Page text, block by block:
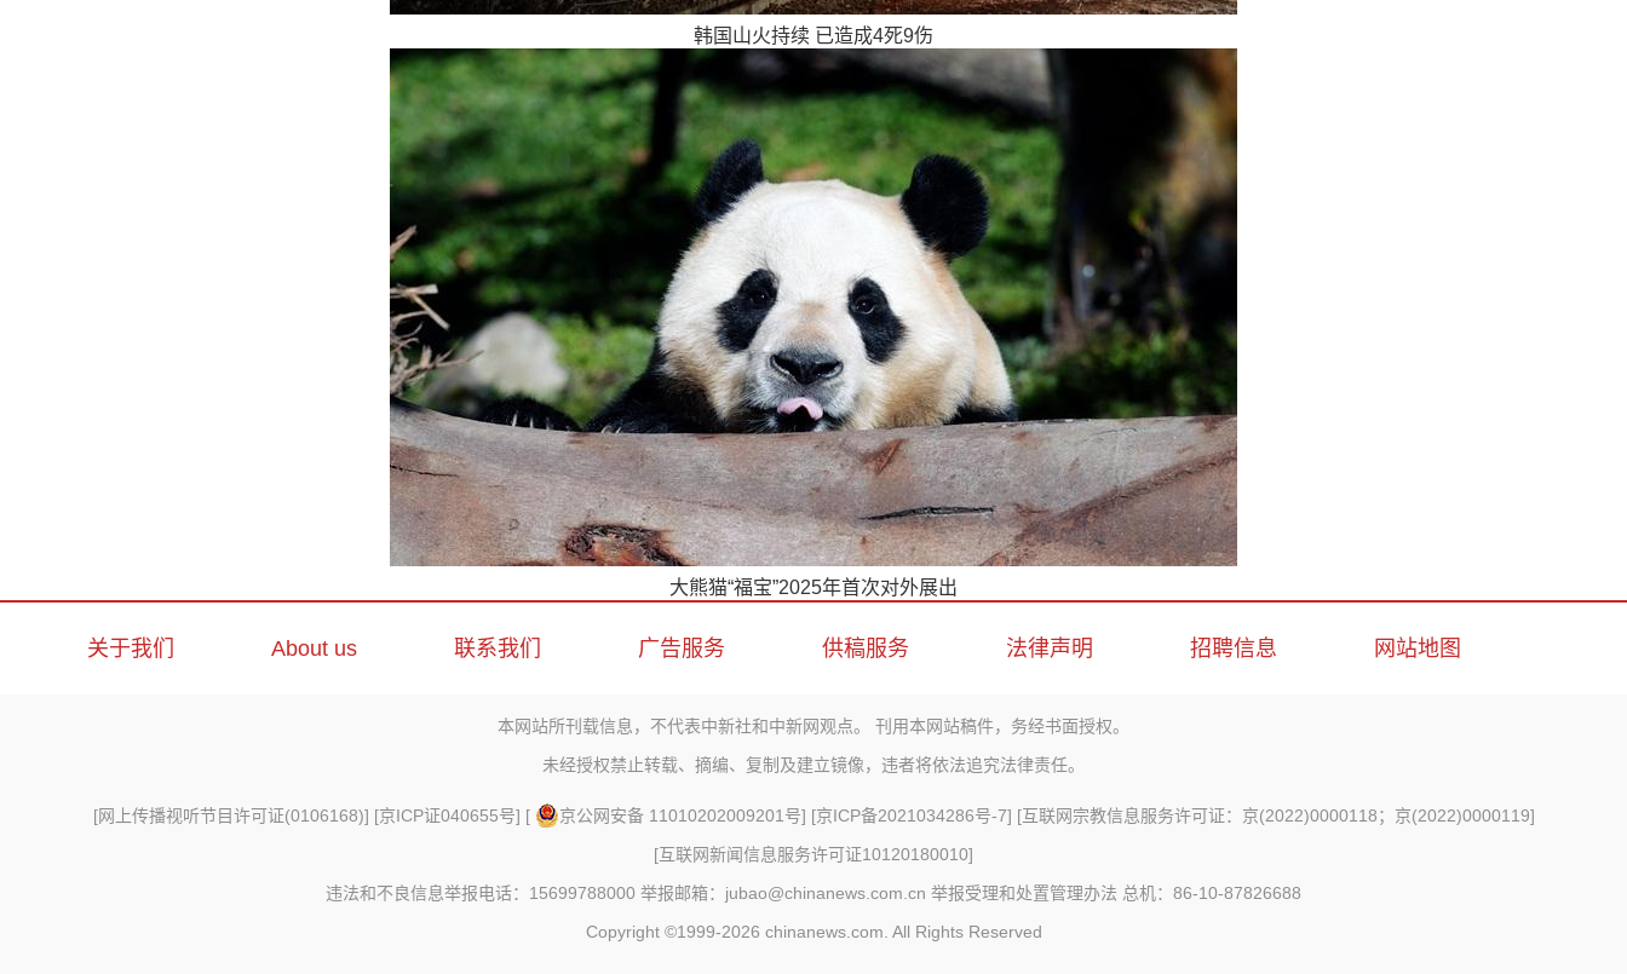
韩国山火持续 已造成4死9伤
大熊猫“福宝”2025年首次对外展出
关于我们 About us 联系我们 广告服务 供稿服务 法律声明 招聘信息 网站地图
本网站所刊载信息，不代表中新社和中新网观点。 刊用本网站稿件，务经书面授权。
未经授权禁止转载、摘编、复制及建立镜像，违者将依法追究法律责任。
[网上传播视听节目许可证(0106168)] [京ICP证040655号] [ 京公网安备 11010202009201号] [京ICP备2021034286号-7] [互联网宗教信息服务许可证：京(2022)0000118；京(2022)0000119]
[互联网新闻信息服务许可证10120180010]
违法和不良信息举报电话：15699788000 举报邮箱：jubao@chinanews.com.cn 举报受理和处置管理办法 总机：86-10-87826688
Copyright ©1999-2026 chinanews.com. All Rights Reserved